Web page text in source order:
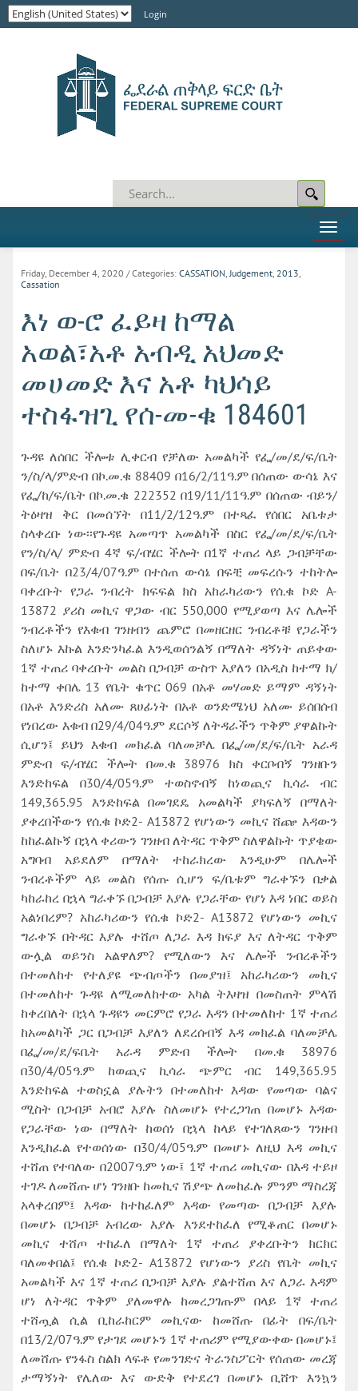
Login
Toggle
Friday, December 4, 2020 / Categories: CASSATION,Judgement, 2013,
Cassation
እነ ወ-ሮ ፈይዛ ከማል
አወል፣አቶ አብዲ አህመድ
መሀመድ እና አቶ ካህሳይ
ተስፋዝጊ የሰ-መ-ቁ 184601
ጉዳዩ ለሰበር ችሎቱ ሊቀርብ የቻለው አመልካች የፌ/መ/ደ/ፍ/ቤት
ን/ስ/ላ/ምድብ በኮ.መ.ቁ 88409 በ16/2/11ዓ.ም በሰጠው ውሳኔ እና
የፌ/ከ/ፍ/ቤት በኮ.መ.ቁ 222352 በ19/11/11ዓ.ም በሰጠው ብይን/
ትዕዛዝ ቅር በመሰኘት በ11/2/12ዓ.ም በተጻፈ የሰበር አቤቱታ
ስላቀረቡ ነው፡፡የጉዳዩ አመጣጥ አመልካች በስር የፌ/መ/ደ/ፍ/ቤት
የን/ስ/ላ/ ምድብ 4ኛ ፍ/ብሄር ችሎት በ1ኛ ተጠሪ ላይ ጋብቻቸው
በፍ/ቤት በ23/4/07ዓ.ም በተሰጠ ውሳኔ በፍቺ መፍረሱን ተከትሎ
ባቀረቡት የጋራ ንብረት ክፍፍል ክስ አከራካሪውን የሰ.ቁ ኮድ A-
13872 ያሪስ መኪና ዋጋው ብር 550‚000 የሚያወጣ እና ሌሎች
ንብረቶችን የእቁብ ገንዘብን ጨምሮ በመዘርዘር ንብረቶቹ የጋራችን
ስለሆኑ እኩል እንድንካፈል እንዲወሰንልኝ በማለት ዳኝነት ጠይቀው
1ኛ ተጠሪ ባቀረቡት መልስ በጋብቻ ውስጥ እያለን በአዲስ ከተማ ክ/
ከተማ ቀበሌ 13 የቤት ቁጥር 069 በአቶ መሃመድ ይማም ዳኝነት
በአቶ እንድሪስ አለሙ ጸሀፊነት በአቶ ወንድሜነህ አለሙ ይሰበሰብ
የነበረው እቁብ በ29/4/04ዓ.ም ደርሶኝ ለትዳራችን ጥቅም ያዋልኩት
ሲሆን፤ ይህን እቁብ መክፈል ባለመቻሌ በፌ/መ/ደ/ፍ/ቤት አራዳ
ምድብ ፍ/ብሄር ችሎት በመ.ቁ 38976 ክስ ቀርቦብኝ ገንዘቡን
እንድከፍል በ30/4/05ዓ.ም ተወስኖብኝ ከነወጪና ኪሳራ ብር
149‚365.95 እንድከፍል በመገደዴ አመልካች ያካፍለኝ በማለት
ያቀረበችውን የሰ.ቁ ኮድ2- A13872 የሆነውን መኪና ሸጬ እዳውን
ከከፈልኩኝ በኋላ ቀሪውን ገንዘብ ለትዳር ጥቅም ስለዋልኩት ጥያቄው
አግባብ አይደለም በማለት ተከራክረው እንዲሁም በሌሎች
ንብረቶችም ላይ መልስ የሰጡ ሲሆን ፍ/ቤቱም ግራቀኙን በቃል
ካከራከረ በኋላ ግራቀኙ በጋብቻ እያሉ የጋራቸው የሆነ እዳ ነበር ወይስ
አልነበረም? አከራካሪውን የሰ.ቁ ኮድ2- A13872 የሆነውን መኪና
ግራቀኙ በትዳር እያሉ ተሸጦ ለጋራ እዳ ክፍያ እና ለትዳር ጥቅም
ውሏል ወይንስ አልዋለም? የሚለውን እና ሌሎች ንብረቶችን
በተመለከተ የተለያዩ ጭብጦችን በመያዝ፤ አከራካሪውን መኪና
በተመለከተ ጉዳዩ ለሚመለከተው አካል ትእዛዝ በመስጠት ምላሽ
ከቀረበለት በኋላ ጉዳዩን መርምሮ የጋራ እዳን በተመለከተ 1ኛ ተጠሪ
ከአመልካች ጋር በጋብቻ እያለን ለደረሰብኝ እዳ መክፈል ባለመቻሌ
በፌ/መ/ደ/ፍቤት አራዳ ምድብ ችሎት በመ.ቁ 38976
በ30/4/05ዓ.ም ከወጪና ኪሳራ ጭምር ብር 149‚365.95
እንድከፍል ተወስኗል ያሉትን በተመለከተ እዳው የመጣው ባልና
ሚስት በጋብቻ አብሮ እያሉ ስለመሆኑ የተረጋገጠ በመሆኑ እዳው
የጋራቸው ነው በማለት ከወሰነ በኋላ ከላይ የተገለጸውን ገንዘብ
እንዲከፈል የተወሰነው በ30/4/05ዓ.ም በመሆኑ ለዚህ እዳ መኪና
ተሸጠ የተባለው በ2007ዓ.ም ነው፤ 1ኛ ተጠሪ መኪናው በእዳ ተይዞ
ተገዶ ለመሸጡ ሆነ ገንዘቡ ከመኪና ሽያጭ ለመከፈሉ ምንም ማስረጃ
አላቀረበም፤ እዳው ከተከፈለም እዳው የመጣው በጋብቻ እያሉ
በመሆኑ በጋብቻ አብረው እያሉ እንደተከፈለ የሚቆጠር በመሆኑ
መኪና ተሸጦ ተከፈለ በማለት 1ኛ ተጠሪ ያቀረቡትን ክርክር
ባለመቀበል፤ የሰ.ቁ ኮድ2- A13872 የሆነውን ያሪስ የቤት መኪና
አመልካች እና 1ኛ ተጠሪ በጋብቻ እያሉ ያልተሸጠ እና ለጋራ እዳም
ሆነ ለትዳር ጥቅም ያለመዋሉ ከመረጋገጡም በላይ 1ኛ ተጠሪ
ተሸጧል ሲል ቢከራከርም መኪናው ከመሸጡ በፊት በፍ/ቤት
በ13/2/07ዓ.ም የታገደ መሆኑን 1ኛ ተጠሪም የሚያውቀው በመሆኑ፤
ለመሸጡ የንፋስ ስልክ ላፍቶ የመንገድና ትራንስፖርት የሰጠው መረጃ
ታማኝነት የሌለው እና ውድቅ የተደረገ በመሆኑ ቢሸጥ እንኳን